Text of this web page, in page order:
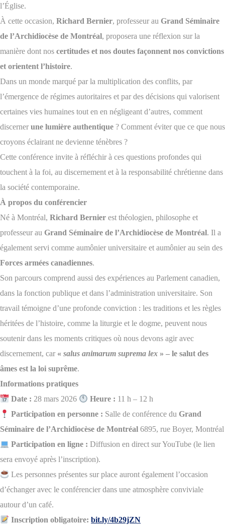
l’Église.
À cette occasion, Richard Bernier, professeur au Grand Séminaire
de l’Archidiocèse de Montréal, proposera une réflexion sur la
manière dont nos certitudes et nos doutes façonnent nos convictions
et orientent l’histoire.
Dans un monde marqué par la multiplication des conflits, par
l’émergence de régimes autoritaires et par des décisions qui valorisent
certaines vies humaines tout en en négligeant d’autres, comment
discerner une lumière authentique ? Comment éviter que ce que nous
croyons éclairant ne devienne ténèbres ?
Cette conférence invite à réfléchir à ces questions profondes qui
touchent à la foi, au discernement et à la responsabilité chrétienne dans
la société contemporaine.
À propos du conférencier
Né à Montréal, Richard Bernier est théologien, philosophe et
professeur au Grand Séminaire de l’Archidiocèse de Montréal. Il a
également servi comme aumônier universitaire et aumônier au sein des
Forces armées canadiennes.
Son parcours comprend aussi des expériences au Parlement canadien,
dans la fonction publique et dans l’administration universitaire. Son
travail témoigne d’une profonde conviction : les traditions et les règles
héritées de l’histoire, comme la liturgie et le dogme, peuvent nous
soutenir dans les moments critiques où nous devons agir avec
discernement, car « salus animarum suprema lex » – le salut des
âmes est la loi suprême.
Informations pratiques
Date : 28 mars 2026 Heure : 11 h – 12 h
Participation en personne : Salle de conférence du Grand
Séminaire de l’Archidiocèse de Montréal 6895, rue Boyer, Montréal
Participation en ligne : Diffusion en direct sur YouTube (le lien
sera envoyé après l’inscription).
Les personnes présentes sur place auront également l’occasion
d’échanger avec le conférencier dans une atmosphère conviviale
autour d’un café.
Inscription obligatoire:bit.ly/4b29jZN